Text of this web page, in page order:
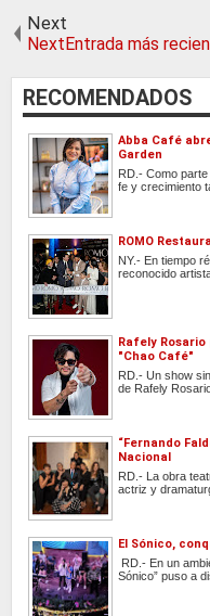
Next
NextEntrada más
RECOMENDADOS
Abba Café
Garden
RD.- Como
fe y crecimiento
ROMO
NY.- En tiempo
reconocido
Rafely
"Chao Café"
RD.- Un show
de Rafely
“Fernando
Nacional
RD.- La obra
actriz y
El Sónico,
RD.- En un
Sónico” puso a